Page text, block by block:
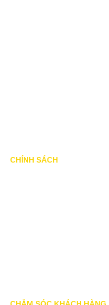
CHÍNH SÁCH